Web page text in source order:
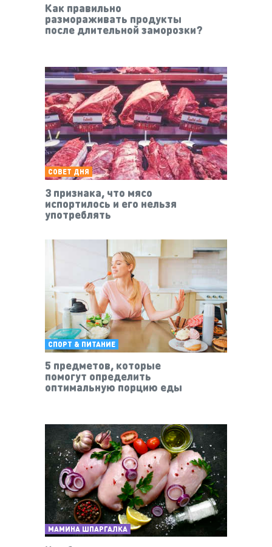
Как правильно
размораживать продукты
после длительной заморозки?
СОВЕТ ДНЯ
3 признака, что мясо
испортилось и его нельзя
употреблять
СПОРТ & ПИТАНИЕ
5 предметов, которые
помогут определить
оптимальную порцию еды
МАМИНА ШПАРГАЛКА